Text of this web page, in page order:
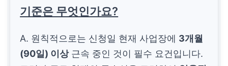
기준은 무엇인가요?
A. 원칙적으로는 신청일 현재 사업장에 3개월
(90일) 이상근속 중인 것이 필수 요건입니다.